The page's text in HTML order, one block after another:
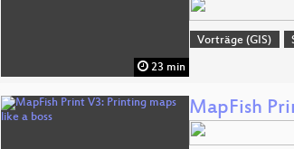
23 min
Vorträge (GIS)
MapFish